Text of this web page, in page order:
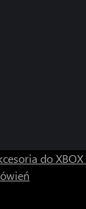
do XBOX